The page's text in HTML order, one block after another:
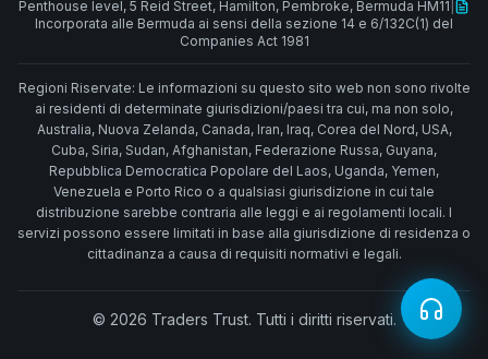
Penthouse level, 5 Reid Street, Hamilton, Pembroke, Bermuda HM11
Incorporata alle Bermuda ai sensi della sezione 14 e 6/132C(1) del
Companies Act 1981
Regioni Riservate: Le informazioni su questo sito web non sono rivolte
ai residenti di determinate giurisdizioni/paesi tra cui, ma non solo,
Australia, Nuova Zelanda, Canada, Iran, Iraq, Corea del Nord, USA,
Cuba, Siria, Sudan, Afghanistan, Federazione Russa, Guyana,
Repubblica Democratica Popolare del Laos, Uganda, Yemen,
Venezuela e Porto Rico o a qualsiasi giurisdizione in cui tale
distribuzione sarebbe contraria alle leggi e ai regolamenti locali. I
servizi possono essere limitati in base alla giurisdizione di residenza o
cittadinanza a causa di requisiti normativi e legali.
© 2026 Traders Trust. Tutti i diritti riservati.